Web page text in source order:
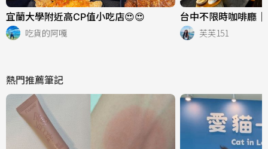
宜蘭大學附近高CP值小吃店😍😍
吃貨的阿嘎
台中不限時咖啡廳
芙芙151
熱門推薦筆記